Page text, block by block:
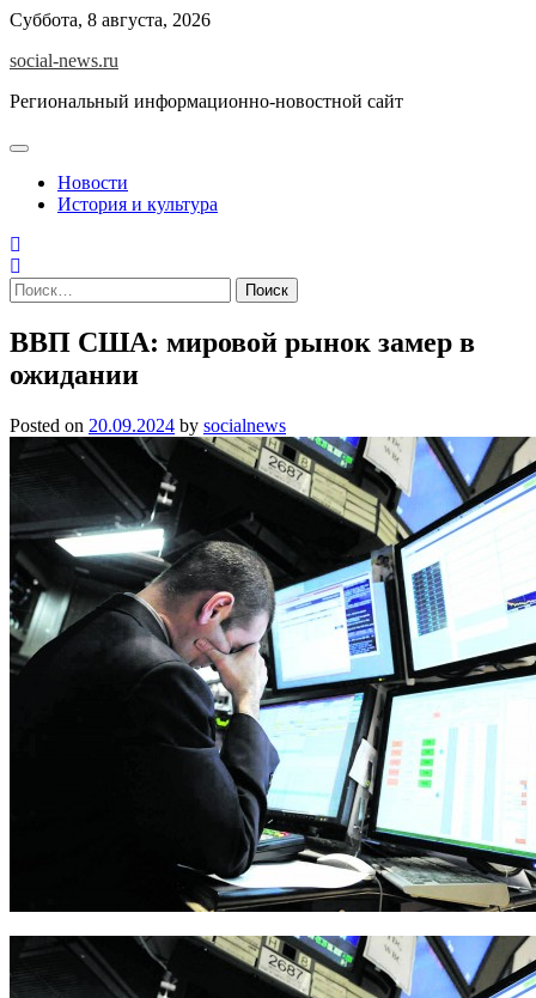
Skip
content
Суббота, 8 августа, 2026
social-news.ru
Региональный информационно-новостной сайт
Новости
История и культура
Найти:
ВВП США: мировой рынок замер в
ожидании
Posted on 20.09.2024 by socialnews